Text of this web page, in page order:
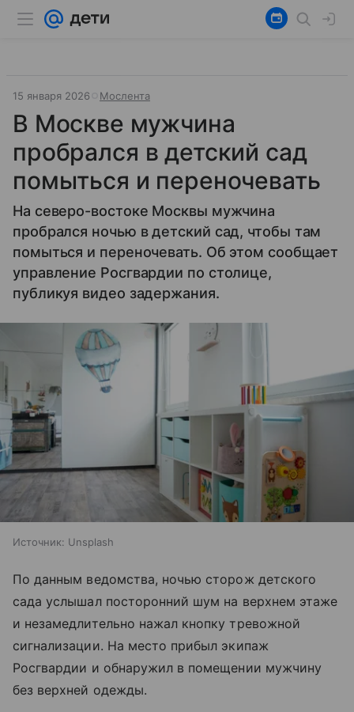
15 января 2026 Мослента
В Москве мужчина
пробрался в детский сад
помыться и переночевать
На северо-востоке Москвы мужчина
пробрался ночью в детский сад, чтобы там
помыться и переночевать. Об этом сообщает
управление Росгвардии по столице,
публикуя видео задержания.
Источник: Unsplash
По данным ведомства, ночью сторож детского
сада услышал посторонний шум на верхнем этаже
и незамедлительно нажал кнопку тревожной
сигнализации. На место прибыл экипаж
Росгвардии и обнаружил в помещении мужчину
без верхней одежды.